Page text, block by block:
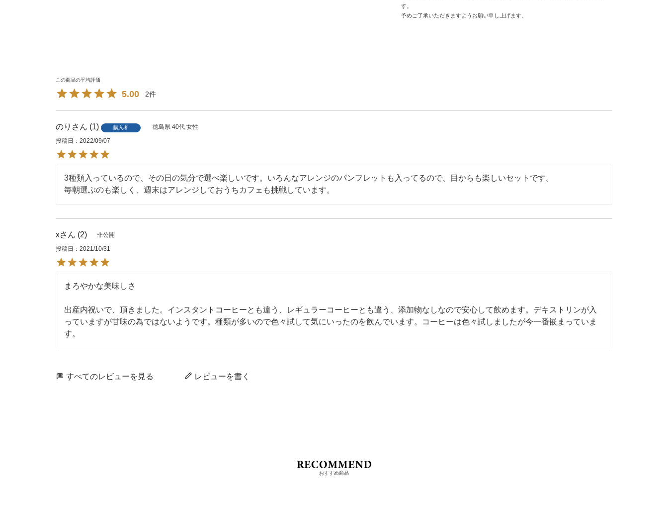
す。
予めご了承いただきますようお願い申し上げます。
5.00 2
のり 1 購入者 徳島県 40代 女性
投稿日
2022/09/07
3種類入っているので、その日の気分で選べ楽しいです。いろんなアレンジのパンフレットも入ってるので、目からも楽しいセットです。
毎朝選ぶのも楽しく、週末はアレンジしておうちカフェも挑戦しています。
x 2
非公開
投稿日
2021/10/31
まろやかな美味しさ
出産内祝いで、頂きました。インスタントコーヒーとも違う、レギュラーコーヒーとも違う、添加物なしなので安心して飲めます。デキストリンが入
っていますが甘味の為ではないようです。種類が多いので色々試して気にいったのを飲んでいます。コーヒーは色々試しましたが今一番嵌まっていま
す。
すべてのレビューを見る レビューを書く
おすすめ商品